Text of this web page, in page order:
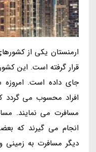
ارمنستان یکی از
قرار گرفته است. این
جای داده است. امروزه
افراد محسوب می گردد
مسافرت می نمایند.
انجام می گیرند که
دیگر مسافرت به زمینی